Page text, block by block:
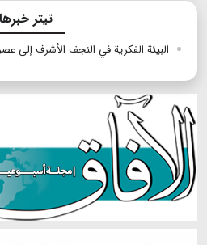
تیتر خبرها
البيئة الفكرية في النجف الأشرف إلى